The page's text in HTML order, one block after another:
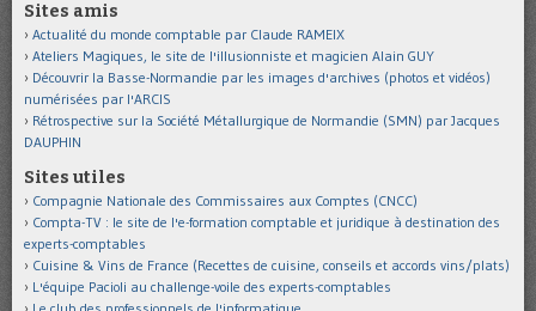
Sites amis
Actualité du monde comptable par Claude RAMEIX
Ateliers Magiques, le site de l'illusionniste et magicien Alain GUY
Découvrir la Basse-Normandie par les images d'archives (photos et vidéos)
numérisées par l'ARCIS
Rétrospective sur la Société Métallurgique de Normandie (SMN) par Jacques
DAUPHIN
Sites utiles
Compagnie Nationale des Commissaires aux Comptes (CNCC)
Compta-TV : le site de l'e-formation comptable et juridique à destination des
experts-comptables
Cuisine & Vins de France (Recettes de cuisine, conseils et accords vins/plats)
L'équipe Pacioli au challenge-voile des experts-comptables